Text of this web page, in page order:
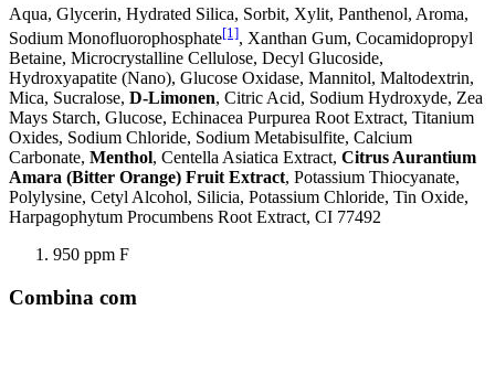
Aqua, Glycerin, Hydrated Silica, Sorbit, Xylit, Panthenol, Aroma,
Sodium Monofluorophosphate[1], Xanthan Gum, Cocamidopropyl
Betaine, Microcrystalline Cellulose, Decyl Glucoside,
Hydroxyapatite (Nano), Glucose Oxidase, Mannitol, Maltodextrin,
Mica, Sucralose, D-Limonen, Citric Acid, Sodium Hydroxyde, Zea
Mays Starch, Glucose, Echinacea Purpurea Root Extract, Titanium
Oxides, Sodium Chloride, Sodium Metabisulfite, Calcium
Carbonate, Menthol, Centella Asiatica Extract, Citrus Aurantium
Amara (Bitter Orange) Fruit Extract, Potassium Thiocyanate,
Polylysine, Cetyl Alcohol, Silicia, Potassium Chloride, Tin Oxide,
Harpagophytum Procumbens Root Extract, CI 77492
950 ppm F
Combina com